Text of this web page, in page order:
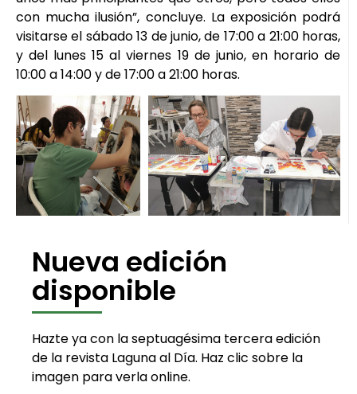
con mucha ilusión”, concluye. La exposición podrá
visitarse el sábado 13 de junio, de 17:00 a 21:00 horas,
y del lunes 15 al viernes 19 de junio, en horario de
10:00 a 14:00 y de 17:00 a 21:00 horas.
Nueva edición
disponible
Hazte ya con la septuagésima tercera edición
de la revista Laguna al Día. Haz clic sobre la
imagen para verla online.